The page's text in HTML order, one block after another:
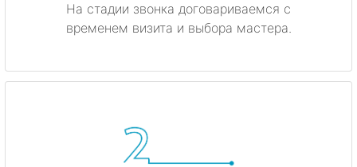
На стадии звонка договариваемся с
временем визита и выбора мастера.